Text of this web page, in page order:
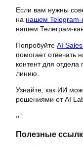
Если вам нужны
на нашем Telegram-
нашем Телеграм-
Попробуйте AI
помогает отвечать
контент для отдела
линию.
Узнайте, как ИИ
решениями от AI
«`
Полезные